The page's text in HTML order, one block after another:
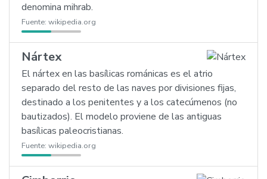
denomina mihrab.
Fuente: wikipedia.org
Nártex
El nártex en las basílicas románicas es el atrio
separado del resto de las naves por divisiones fijas,
destinado a los penitentes y a los catecúmenos (no
bautizados). El modelo proviene de las antiguas
basílicas paleocristianas.
Fuente: wikipedia.org